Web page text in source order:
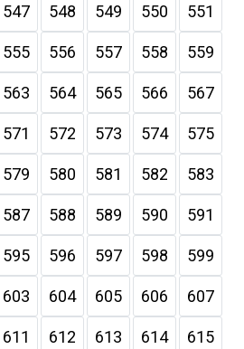
547 548 549 550 551
555 556 557 558 559
563 564 565 566 567
571 572 573 574 575
579 580 581 582 583
587 588 589 590 591
595 596 597 598 599
603 604 605 606 607
611 612 613 614 615